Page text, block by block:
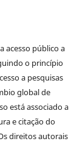
acesso público a
o princípio
a pesquisas
global de
está associado a
e citação do
direitos autorais